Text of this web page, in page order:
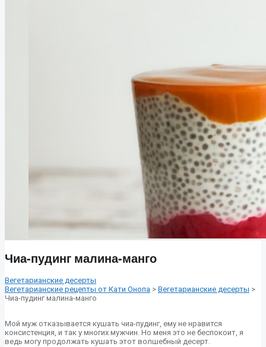
Чиа-пудинг малина-манго
Вегетарианские десерты
Вегетарианские рецепты от Кати Онопа > Вегетарианские десерты >
Чиа-пудинг малина-манго
Мой муж отказывается кушать чиа-пудинг, ему не нравится
консистенция, и так у многих мужчин. Но меня это не беспокоит, я
ведь могу продолжать кушать этот волшебный десерт.